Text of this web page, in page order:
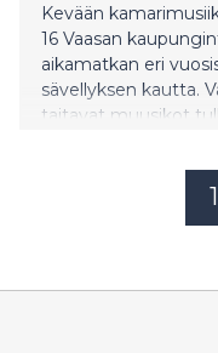
Kevään
16 Vaasan
aikamatkan eri
sävellyksen kautta.
taitavat muusikot
1